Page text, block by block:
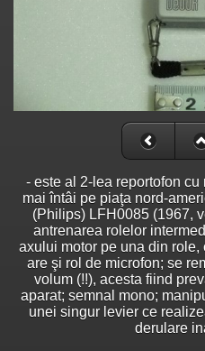
- este al 2-lea reportofon
mai întâi pe piaţa nord-
(Philips) LFH0085 (1967,
antrenarea rolelor
axului motor pe una din role,
are şi rol de microfon; se
volum (!!), acesta fiind
aparat; semnal mono;
unei singur levier ce
derulare